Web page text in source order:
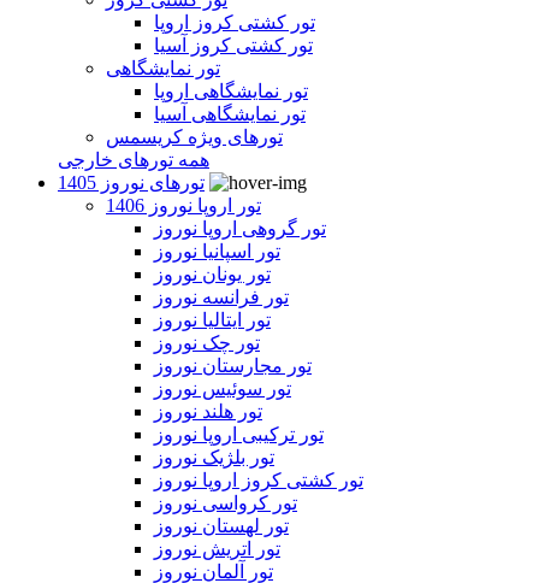
تور کشتی کروز اروپا
تور کشتی کروز آسیا
تور نمایشگاهی
تور نمایشگاهی اروپا
تور نمایشگاهی آسیا
تورهای ویژه کریسمس
همه تورهای خارجی
تورهای نوروز 1405
تور اروپا نوروز 1406
تور گروهی اروپا نوروز
تور اسپانیا نوروز
تور یونان نوروز
تور فرانسه نوروز
تور ایتالیا نوروز
تور چک نوروز
تور مجارستان نوروز
تور سوئیس نوروز
تور هلند نوروز
تور ترکیبی اروپا نوروز
تور بلژیک نوروز
تور کشتی کروز اروپا نوروز
تور کرواسی نوروز
تور لهستان نوروز
تور اتریش نوروز
تور آلمان نوروز